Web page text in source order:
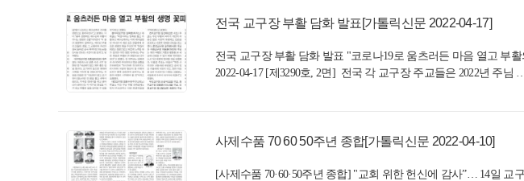
전국 교구장 부활 담화 발표[가톨릭신문 2022-04-17]
전국 교구장 부활 담화 발표 "코로나19로 움츠러든 마음 열고 부
2022-04-17 [제3290호, 2면] 전국 각 교구장 주교들은 2022년 주님
사제수품 70 60 50주년 종합[가톨릭신문 2022-04-10]
[사제수품 70·60·50주년 종합] "교회 위한 헌신에 감사”… 14일 교